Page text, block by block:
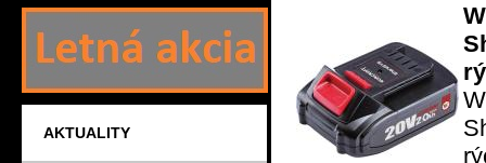
AKTUALITY